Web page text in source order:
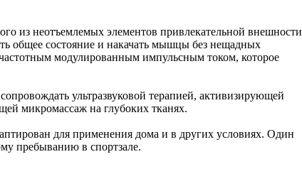
из неотъемлемых элементов привлекательной внешности
общее состояние и накачать мышцы без нещадных
модулированным импульсным током, которое
ультразвуковой терапией, активизирующей
микромассаж на глубоких тканях.
для применения дома и в других условиях. Один
пребыванию в спортзале.